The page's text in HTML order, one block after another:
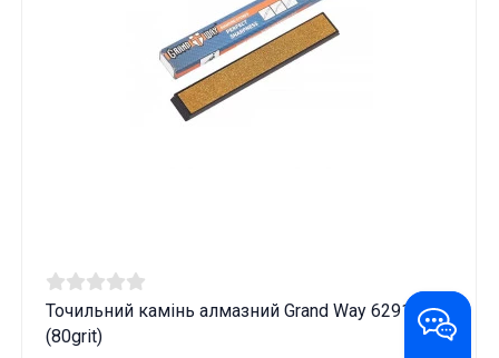
Точильний камінь алмазний Grand Way 6291
(80grit)